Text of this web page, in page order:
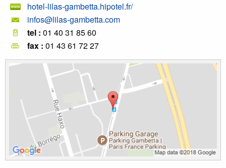
hotel-lilas-gambetta.hipotel.fr/
infos@lilas-gambetta.com
tel : 01 40 31 85 60
fax : 01 43 61 72 27